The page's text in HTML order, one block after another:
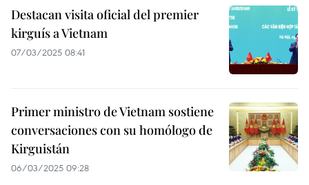
Destacan visita oficial del premier
kirguís a Vietnam
07/03/2025 08:41
Primer ministro de Vietnam sostiene
conversaciones con su homólogo de
Kirguistán
06/03/2025 09:28